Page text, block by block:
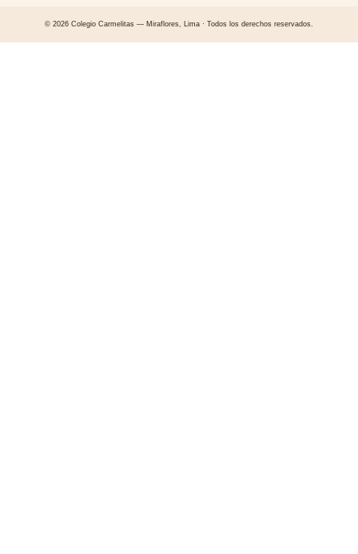
© 2026 Colegio Carmelitas — Miraflores, Lima · Todos los derechos reservados.